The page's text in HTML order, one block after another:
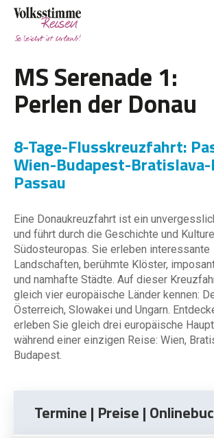
MS Serenade 1:
Perlen der Donau
8-Tage-Flusskreuzfahrt:
Wien-Budapest-
Passau
Eine Donaukreuzfahrt ist ein
und führt durch die Geschichte und
Südosteuropas. Sie erleben interessante
Landschaften, berühmte Klöster,
und namhafte Städte. Auf dieser
gleich vier europäische Länder kennen:
Österreich, Slowakei und Ungarn.
erleben Sie gleich drei europäische
während einer einzigen Reise: Wien,
Budapest.
Termine | Preise |